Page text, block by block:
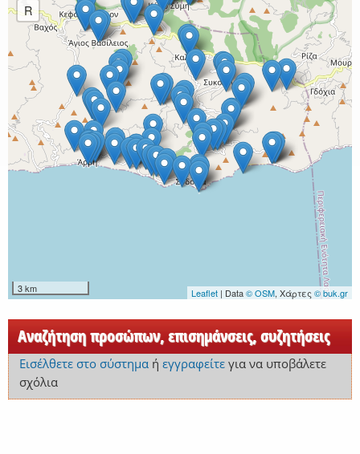
R
3 km Leaflet | Data© OSM, Χάρτες © buk.gr
Αναζήτηση προσώπων, επισημάνσεις, συζητήσεις
Εισέλθετε στο σύστημαή εγγραφείτεγια να υποβάλετε
σχόλια